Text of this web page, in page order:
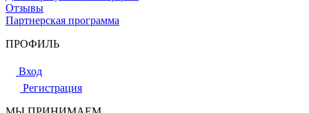
Отзывы
Партнерская программа
ПРОФИЛЬ
Вход
Регистрация